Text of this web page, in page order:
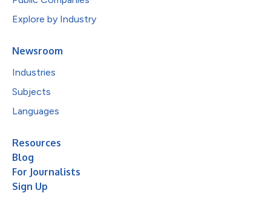
Explore by Industry
Newsroom
Industries
Subjects
Languages
Resources
Blog
For Journalists
Sign Up